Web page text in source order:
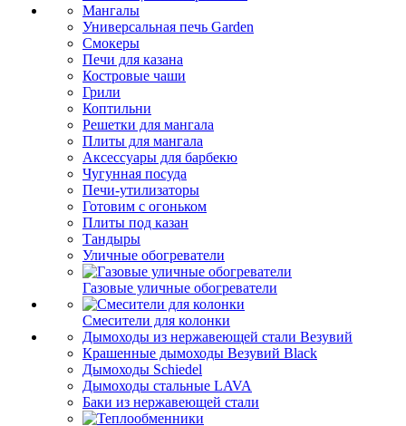
Мангалы
Универсальная печь Garden
Смокеры
Печи для казана
Костровые чаши
Грили
Коптильни
Решетки для мангала
Плиты для мангала
Аксессуары для барбекю
Чугунная посуда
Печи-утилизаторы
Готовим с огоньком
Плиты под казан
Тандыры
Уличные обогреватели
Газовые уличные обогреватели
Смесители для колонки
Дымоходы из нержавеющей стали Везувий
Крашенные дымоходы Везувий Black
Дымоходы Schiedel
Дымоходы стальные LAVA
Баки из нержавеющей стали